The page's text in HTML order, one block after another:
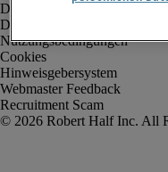
Datenschutz
Datenschutz Arbeitnehmer/
Nutzungsbedingungen
Cookies
Hinweisgebersystem
Webmaster Feedback
Recruitment Scam